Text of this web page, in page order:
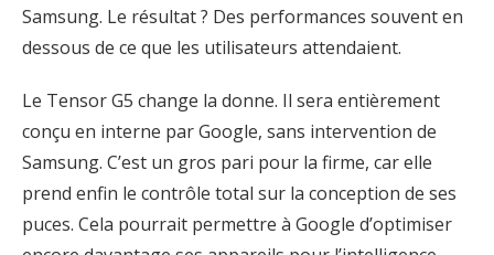
Samsung. Le résultat ? Des performances souvent en
dessous de ce que les utilisateurs attendaient.
Le Tensor G5 change la donne. Il sera entièrement
conçu en interne par Google, sans intervention de
Samsung. C’est un gros pari pour la firme, car elle
prend enfin le contrôle total sur la conception de ses
puces. Cela pourrait permettre à Google d’optimiser